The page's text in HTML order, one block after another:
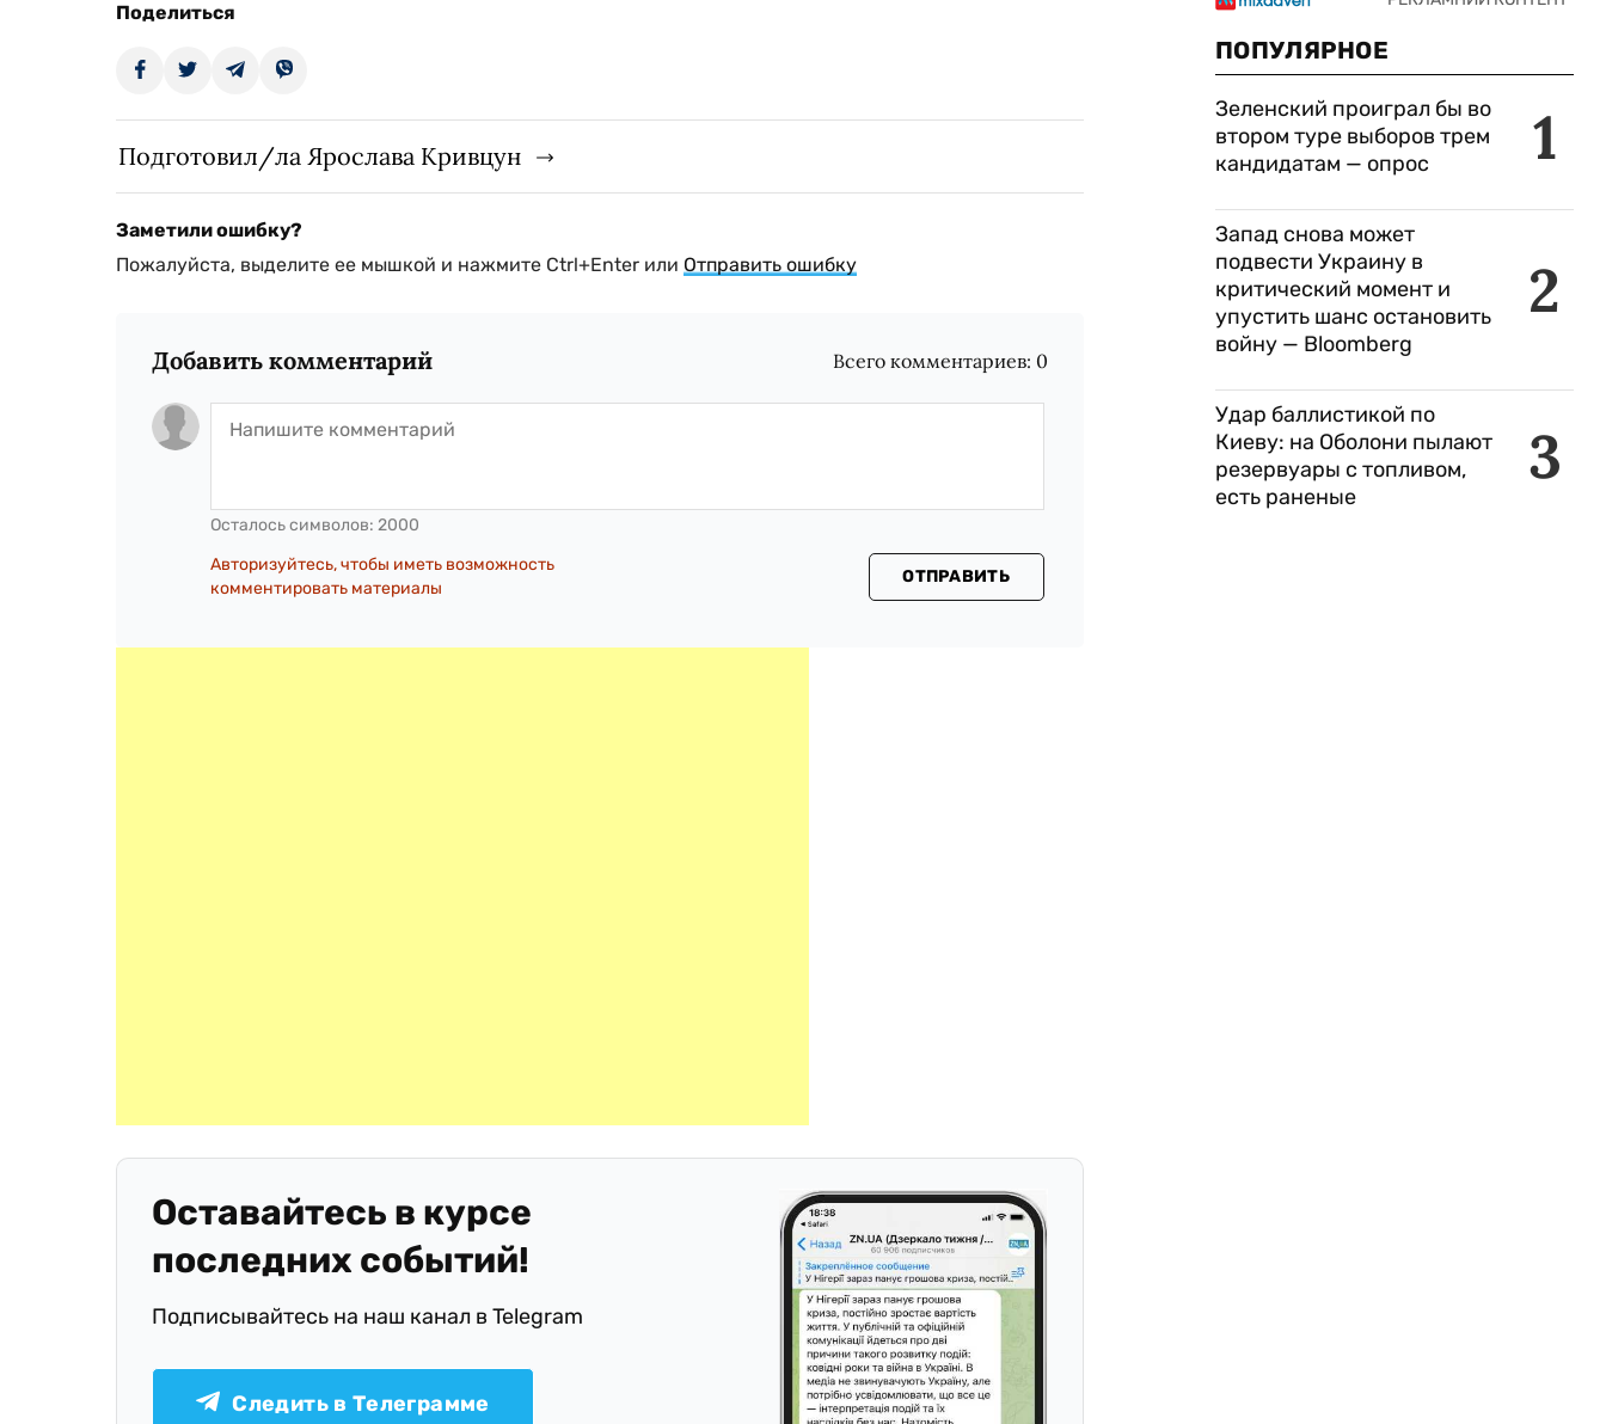
Поделиться
Подготовил/ла Ярослава Кривцун
Заметили ошибку?
Пожалуйста, выделите ее мышкой и нажмите Ctrl+Enter или Отправить ошибку
Добавить комментарий Всего комментариев: 0
Осталось символов: 2000
Авторизуйтесь, чтобы иметь возможность
комментировать материалы
ОТПРАВИТЬ
Оставайтесь в курсе
последних событий!
Подписывайтесь на наш канал в Telegram
Следить в Телеграмме
ПОПУЛЯРНОЕ
1
Зеленский проиграл бы во
втором туре выборов трем
кандидатам — опрос
2
Запад снова может
подвести Украину в
критический момент и
упустить шанс остановить
войну — Bloomberg
3
Удар баллистикой по
Киеву: на Оболони пылают
резервуары с топливом,
есть раненые